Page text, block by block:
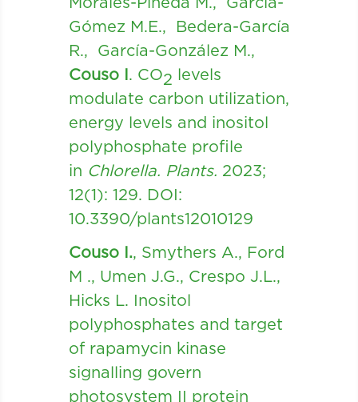
Morales-Pineda M., García-
Gómez M.E., Bedera-García
R., García-González M.,
Couso I . CO2 levels
modulate carbon utilization,
energy levels and inositol
polyphosphate profile
in Chlorella. Plants. 2023;
12(1): 129. DOI:
10.3390/plants12010129
Couso I., Smythers A., Ford
M ., Umen J.G., Crespo J.L.,
Hicks L. Inositol
polyphosphates and target
of rapamycin kinase
signalling govern
photosystem II protein